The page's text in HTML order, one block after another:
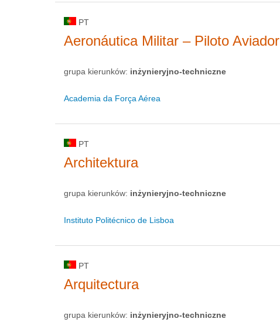
PT
Aeronáutica Militar – Piloto Aviador
grupa kierunków: inżynieryjno-techniczne
Academia da Força Aérea
PT
Architektura
grupa kierunków: inżynieryjno-techniczne
Instituto Politécnico de Lisboa
PT
Arquitectura
grupa kierunków: inżynieryjno-techniczne